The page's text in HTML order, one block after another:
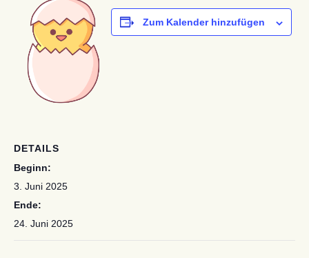
Zum Kalender hinzufügen
DETAILS
Beginn:
3. Juni 2025
Ende:
24. Juni 2025